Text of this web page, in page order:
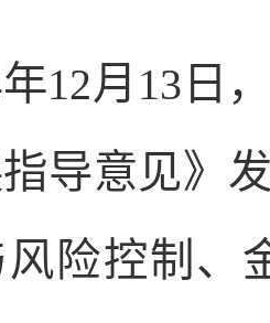
月13日，
导意见》
险控制、